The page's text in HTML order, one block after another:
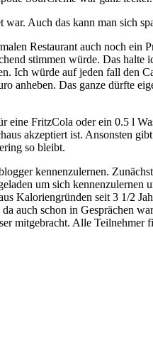
Auch das kann man sich
Restaurant auch noch ein
stimmen würde. Das
würde auf jeden fall den
anheben. Das ganze dürfte
FritzCola oder ein 0.5 l
akzeptiert ist. Ansonsten
so bleibt.
kennenzulernen.
um sich kennenzulernen
Kaloriengründen seit 3 1/2
schon in Gesprächen
mitgebracht. Alle Teilnehmer